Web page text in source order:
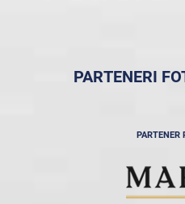
PARTENERI
PARTENER